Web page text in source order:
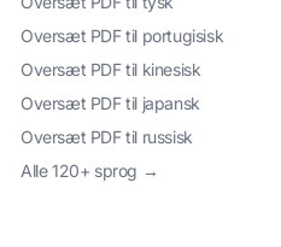
Oversæt PDF til portugisisk
Oversæt PDF til kinesisk
Oversæt PDF til japansk
Oversæt PDF til russisk
Alle 120+ sprog →